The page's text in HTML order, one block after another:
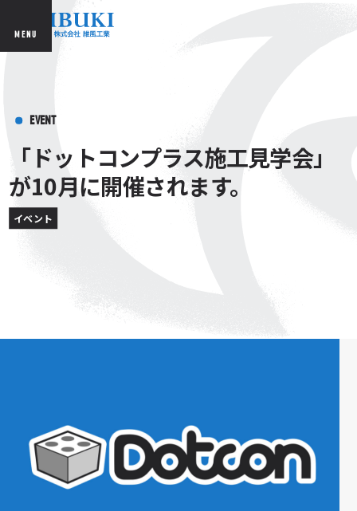
MENU
EVENT
「ドットコンプラス施工見学会」
が10月に開催されます。
イベント